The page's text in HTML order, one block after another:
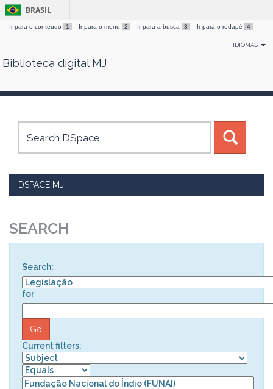
Skip
BRASIL
Ir para o conteúdo 1 Ir para o menu 2 Ir para a busca 3 Ir para o rodapé 4
IDIOMAS
Biblioteca digital MJ
DSPACE MJ
SEARCH
Search:
for
Current filters: